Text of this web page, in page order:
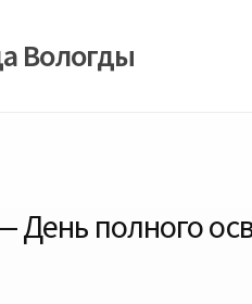
Вологды
День полного